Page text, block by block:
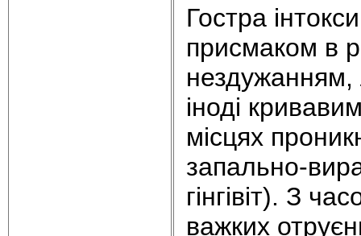
Гостра
присмаком в
іноді
місцях
запально-
гінгівіт). З
важких